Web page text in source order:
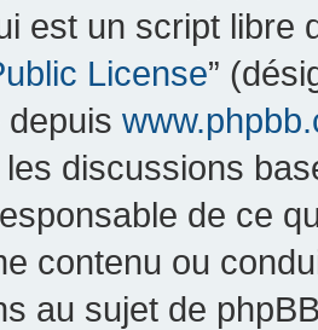
est un script
License”
discussions
de ce
contenu ou
au sujet de